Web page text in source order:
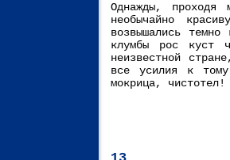
Однажды, проходя
необычайно
возвышались
клумбы рос куст
неизвестной
все усилия к
мокрица,